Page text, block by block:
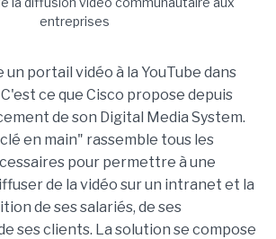
portail vidéo à la YouTube dans
ce que Cisco propose depuis
de son Digital Media System.
en main" rassemble tous les
pour permettre à une
de la vidéo sur un intranet et la
de ses salariés, de ses
ses clients. La solution se compose